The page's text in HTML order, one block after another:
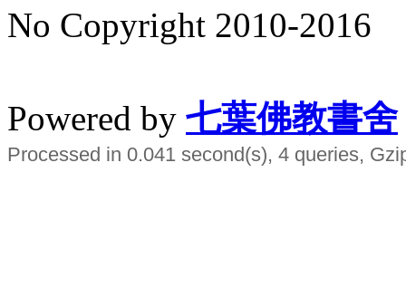
No Copyright 2010-2016
Powered by 七葉佛教書舍
Processed in 0.041 second(s), 4 queries,